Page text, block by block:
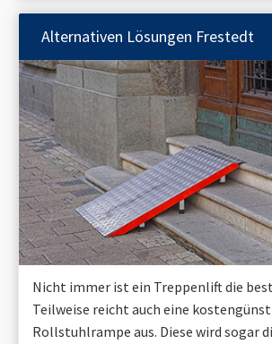
Alternativen Lösungen Frestedt
Nicht immer ist ein Treppenlift die
Teilweise reicht auch eine
Rollstuhlrampe aus. Diese wird sogar